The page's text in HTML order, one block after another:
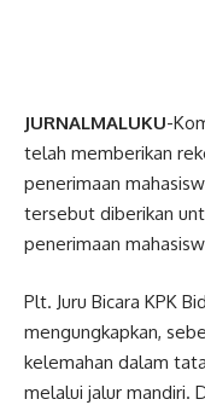
JURNALMALUKU-
telah memberikan
penerimaan
tersebut diberikan
penerimaan
Plt. Juru Bicara KPK
mengungkapkan,
kelemahan dalam
melalui jalur mandiri.